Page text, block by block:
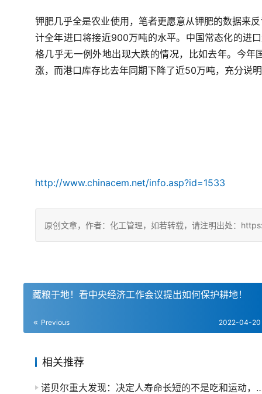
钾肥几乎全是农业使用，笔者更愿意从钾肥的数据来
计全年进口将接近900万吨的水平。中国常态化的进
格几乎无一例外地出现大跌的情况，比如去年。今
涨，而港口库存比去年同期下降了近50万吨，充分说
http://www.chinacem.net/info.asp?id=1533
原创文章，作者：化工管理，如若转载，请注明出处：
藏粮于地！看中央经济工作会议提出如何保护耕地！
Previous 2022-04-20
相关推荐
诺贝尔重大发现：决定人寿